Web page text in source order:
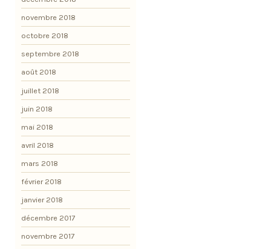
novembre 2018
octobre 2018
septembre 2018
août 2018
juillet 2018
juin 2018
mai 2018
avril 2018
mars 2018
février 2018
janvier 2018
décembre 2017
novembre 2017